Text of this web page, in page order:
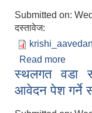
Submitted on:
दस्तावेज:
Read more
आवेदन
स्थलगत वडा
आवेदन पेश गर्ने